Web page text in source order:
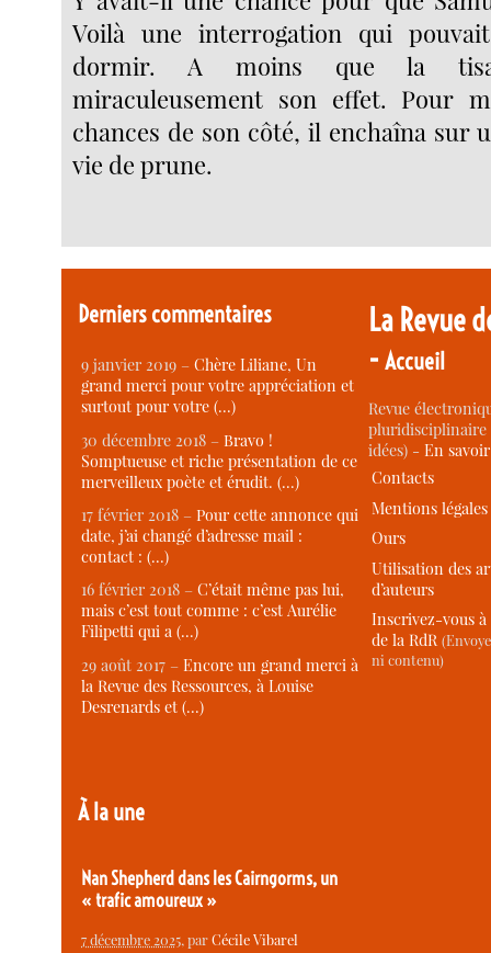
Voilà une interrogation qui
dormir. A moins que la
miraculeusement son effet. Pour
chances de son côté, il enchaîna sur
vie de prune.
Derniers commentaires
9 janvier 2019 –Chère Liliane, Un
grand merci pour votre appréciation et
surtout pour votre (…)
30 décembre 2018 –Bravo !
Somptueuse et riche présentation de ce
merveilleux poète et érudit. (…)
17 février 2018 –Pour cette annonce qui
date, j’ai changé d’adresse mail :
contact : (…)
16 février 2018 –C’était même pas lui,
mais c’est tout comme : c’est Aurélie
Filipetti qui a (…)
29 août 2017 –Encore un grand merci à
la Revue des Ressources, à Louise
Desrenards et (…)
À la une
Nan Shepherd dans les Cairngorms, un
« trafic amoureux »
7 décembre 2025, parCécile Vibarel
La Revue
-Accueil
Revue
idées) -En
Contacts
Mentions légales
Ours
Utilisation des
d’auteurs
Inscrivez-vous
de la RdR
ni contenu)